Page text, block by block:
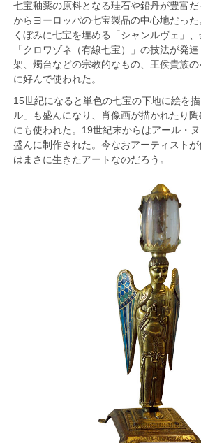
七宝釉薬の原料となる珪石や鉛丹が豊富だ
からヨーロッパの七宝製品の中心地だっ
くぼみに七宝を埋める「シャンルヴェ」、
「クロワゾネ（有線七宝）」の技法が発
架、燭台などの宗教的なもの、王侯貴族
に好んで使われた。
15世紀になると単色の七宝の下地に絵を
ル」も盛んになり、肖像画が描かれたり
にも使われた。19世紀末からはアール・
盛んに制作された。今なおアーティスト
はまさに生きたアートなのだろう。